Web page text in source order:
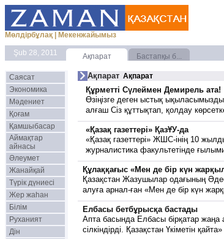
Мөлдірбұлақ Мекенжайымыз
Şub 28, 2011 Ақпарат Бастапқы б...
Саясат
Экономика
Мәдениет
Қоғам
Қамшыбасар
Аймақтар
айнасы
Әлеумет
Жанайқай
Түрік дүниесі
Жер жаһан
Білім
Руханият
Дін
Ақпарат Ақпарат
Құрметті Сүлeймен Демирель ата!
Өзіңізге деген ыстық
алғаш Сіз құттықтап, қолдау
«Қазақ газеттері» ҚазҰУ-да
«Қазақ газеттері» ЖШС-інің 10
журналистика факультетінде
Құлаққағыс «Мен де бір күн
Қазақстан Жазушылар одағының
алуға арнал-ған «Мен де бір күн
Елбасы бетбұрысқа бастады
Апта басында Елбасы бірқатар жаңа
сілкіндірді. Қазақстан Үкіметін қайта»